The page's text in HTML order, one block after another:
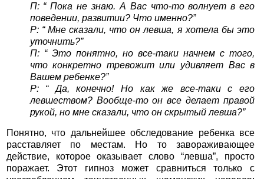
П: “ Пока не знаю. А Вас что-то волнует в его
поведении, развитии? Что именно?”
Р: “ Мне сказали, что он левша, я хотела бы это
уточнить?”
П: “ Это понятно, но все-таки начнем с того,
что конкретно тревожит или удивляет Вас в
Вашем ребенке?”
Р: “ Да, конечно! Но как же все-таки с его
левшеством? Вообще-то он все делает правой
рукой, но мне сказали, что он скрытый левша?”
Понятно, что дальнейшее обследование ребенка все
расставляет по местам. Но то завораживающее
действие, которое оказывает слово “левша”, просто
поражает. Этот гипноз может сравниться только с